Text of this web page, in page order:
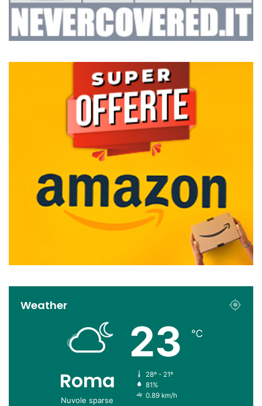
Weather
Roma
Nuvole sparse
23 ℃
28º - 21º
81%
0.89 km/h